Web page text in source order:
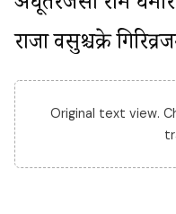
राजा वसुश्चक्रे
Original text view.